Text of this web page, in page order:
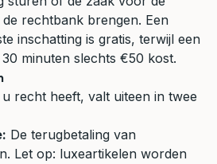
rechtbank brengen. Een
inschatting is gratis, terwijl een
minuten slechts €50 kost.
recht heeft, valt uiteen in twee
De terugbetaling van
Let op: luxeartikelen worden